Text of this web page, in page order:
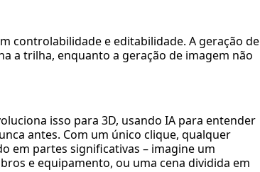
controlabilidade e editabilidade. A geração de
a trilha, enquanto a geração de imagem não
isso para 3D, usando IA para entender
antes. Com um único clique, qualquer
em partes significativas – imagine um
e equipamento, ou uma cena dividida em